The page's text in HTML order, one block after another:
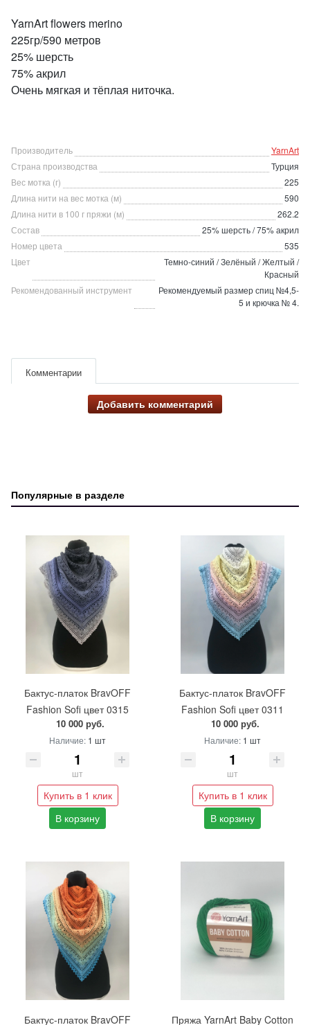
YarnArt flowers merino
225гр/590 метров
25% шерсть
75% акрил
Очень мягкая и тёплая ниточка.
Производитель
YarnArt
Страна производства
Турция
Вес мотка (г)
225
Длина нити на вес мотка (м)
590
Длина нити в 100 г пряжи (м)
262.2
Состав
25% шерсть / 75% акрил
Номер цвета
535
Цвет
Темно-синий / Зелёный / Желтый /
Красный
Рекомендованный инструмент
Рекомендуемый размер спиц №4,5-
5 и крючка № 4.
Комментарии
Добавить комментарий
Популярные в разделе
Бактус-платок BravOFF
Fashion Sofi цвет 0315
10 000 руб.
Наличие: 1 шт
шт
Купить в 1 клик
В корзину
Бактус-платок BravOFF
Fashion Sofi цвет 0311
10 000 руб.
Наличие: 1 шт
шт
Купить в 1 клик
В корзину
Бактус-платок BravOFF Пряжа YarnArt Baby Cotton